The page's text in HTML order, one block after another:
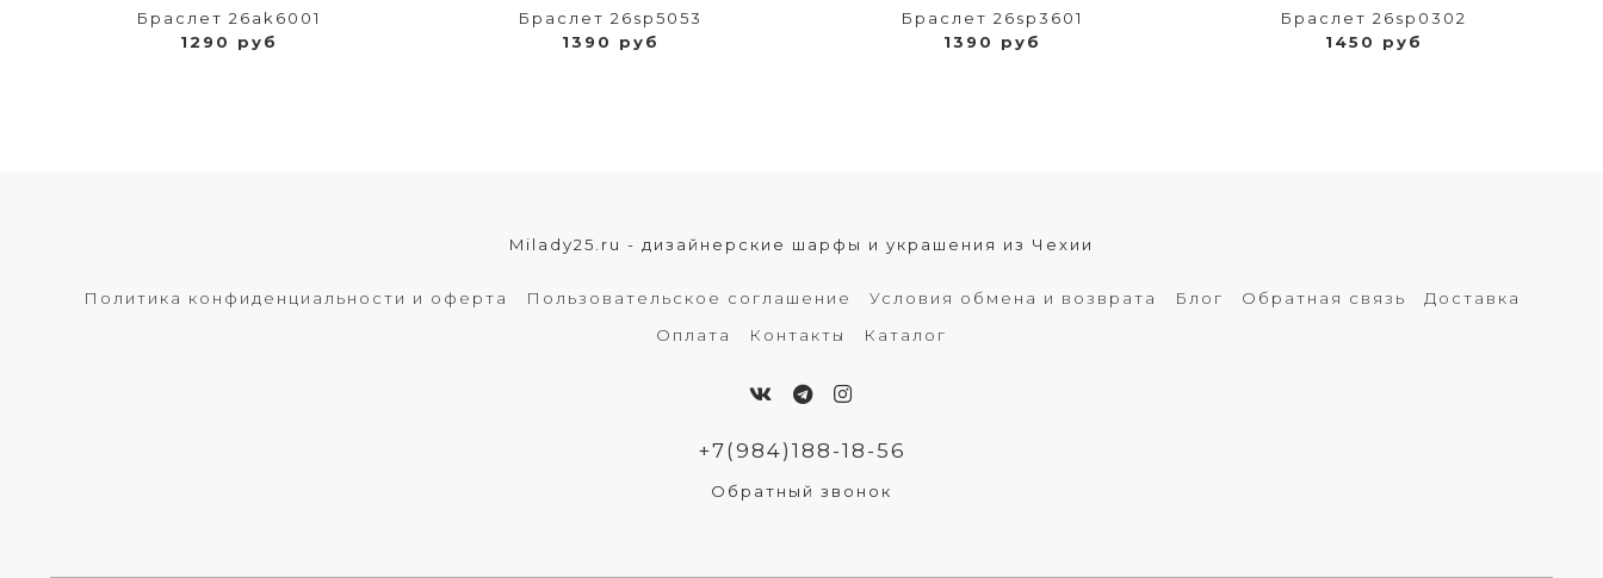
Браслет 26ak6001
1290 руб
Браслет 26sp5053
1390 руб
Браслет 26sp3601
1390 руб
Браслет 26sp0302
1450 руб
Milady25.ru - дизайнерские шарфы и украшения из Чехии
Политика конфиденциальности и оферта Пользовательское соглашение Условия обмена и возврата Блог Обратная связь
Доставка
Оплата
Контакты Каталог
+7(984)188-18-56
Обратный звонок